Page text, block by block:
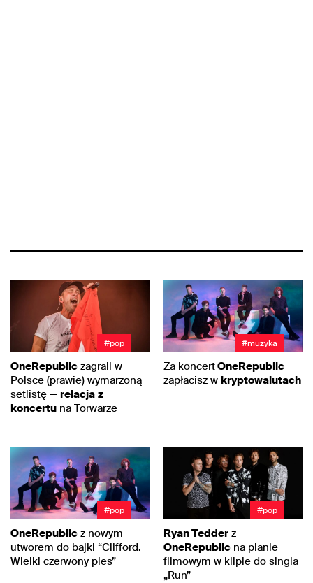
#pop
OneRepublic zagrali w
Polsce (prawie) wymarzoną
setlistę — relacja z
koncertu na Torwarze
#muzyka
Za koncertOneRepublic
zapłacisz w kryptowalutach
#pop
OneRepublic z nowym
utworem do bajki “Clifford.
Wielki czerwony pies”
#pop
Ryan Tedder z
OneRepublic na planie
filmowym w klipie do singla
„Run”